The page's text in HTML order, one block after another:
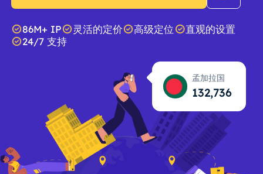
86M+ IP 灵活的定价 高级定位
直观的设置
24/7 支持
孟加拉国
132,737